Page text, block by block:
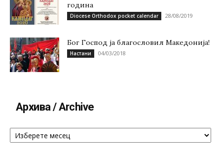
година
Diocese Orthodox pocket calendar 28/08/2019
Бог Господ ја благословил Македонија!
Настани 04/03/2018
Архива / Archive
Архива